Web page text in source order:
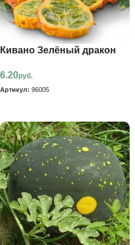
Кивано Зелёный дракон
6.20руб.
Артикул: 96005